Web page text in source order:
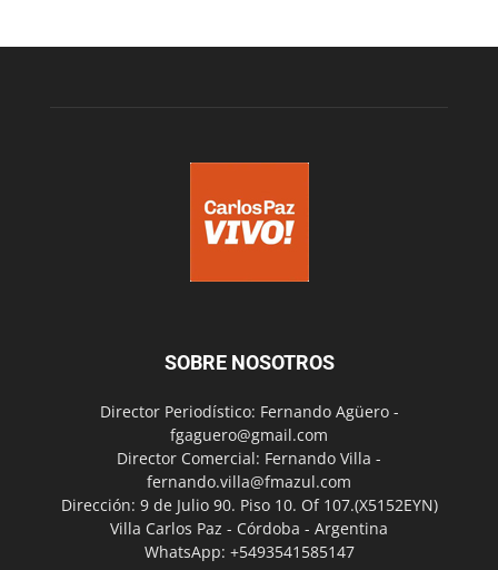
SOBRE NOSOTROS
Director Periodístico: Fernando Agüero -
fgaguero@gmail.com
Director Comercial: Fernando Villa -
fernando.villa@fmazul.com
Dirección: 9 de Julio 90. Piso 10. Of 107.(X5152EYN)
Villa Carlos Paz - Córdoba - Argentina
WhatsApp: +5493541585147